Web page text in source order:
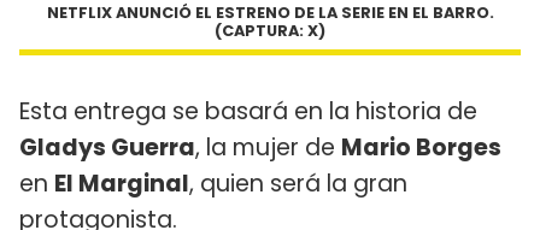
NETFLIX ANUNCIÓ EL ESTRENO DE LA SERIE EN EL BARRO.
(CAPTURA: X)
Esta entrega se basará en la historia de
Gladys Guerra, la mujer de Mario Borges
en El Marginal, quien será la gran
protagonista.